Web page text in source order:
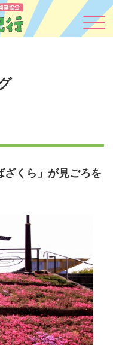
ざくら」が見ごろを